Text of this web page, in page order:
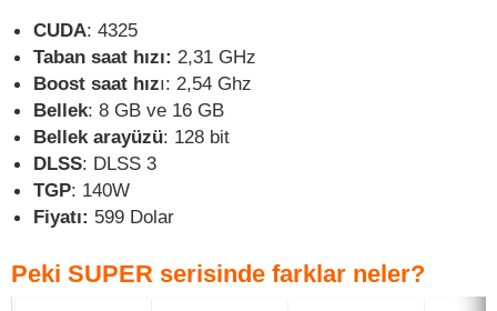
CUDA: 4325
Taban saat hızı: 2,31 GHz
Boost saat hızı: 2,54 Ghz
Bellek: 8 GB ve 16 GB
Bellek arayüzü: 128 bit
DLSS: DLSS 3
TGP: 140W
Fiyatı: 599 Dolar
Peki SUPER serisinde farklar neler?